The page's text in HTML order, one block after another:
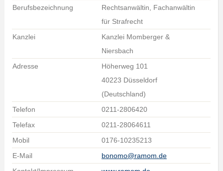
Berufsbezeichnung
Rechtsanwältin, Fachanwältin
für Strafrecht
Kanzlei
Kanzlei Momberger &
Niersbach
Adresse
Höherweg 101
40223 Düsseldorf
(Deutschland)
Telefon
0211-2806420
Telefax
0211-28064611
Mobil
0176-10235213
E-Mail
bonomo@ramom.de